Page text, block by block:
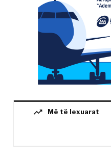
trending_up Më të lexuarat